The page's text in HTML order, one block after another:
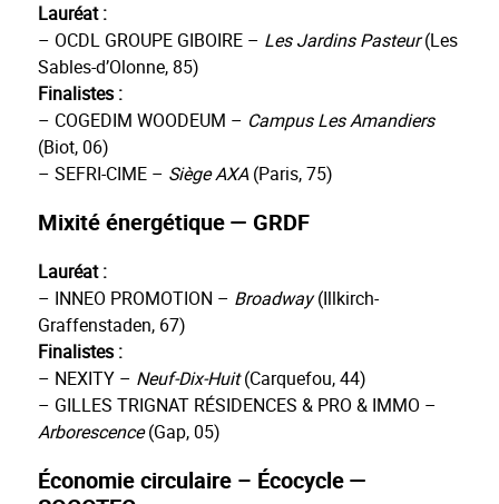
Lauréat :
– OCDL GROUPE GIBOIRE – Les Jardins Pasteur(Les
Sables-d’Olonne, 85)
Finalistes :
– COGEDIM WOODEUM – Campus Les Amandiers
(Biot, 06)
– SEFRI-CIME – Siège AXA(Paris, 75)
Mixité énergétique — GRDF
Lauréat :
– INNEO PROMOTION – Broadway(Illkirch-
Graffenstaden, 67)
Finalistes :
– NEXITY – Neuf-Dix-Huit(Carquefou, 44)
– GILLES TRIGNAT RÉSIDENCES & PRO & IMMO –
Arborescence(Gap, 05)
Économie circulaire – Écocycle —